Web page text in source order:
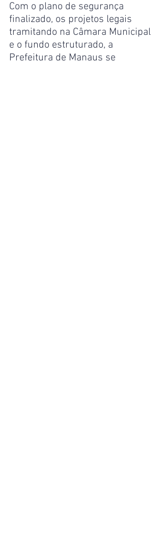
Com o plano de segurança
finalizado, os projetos legais
tramitando na Câmara Municipal
e o fundo estruturado, a
Prefeitura de Manaus se